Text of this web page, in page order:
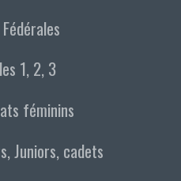
1, 2, 3
féminins
Juniors, cadets